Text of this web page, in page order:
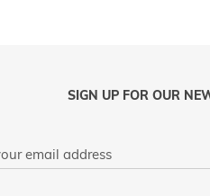
SIGN UP FOR OUR
PRIVACY POLICY